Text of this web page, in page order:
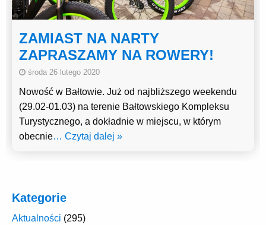
ZAMIAST NA NARTY
ZAPRASZAMY NA ROWERY!
środa 26 lutego 2020
Nowość w Bałtowie. Już od najbliższego weekendu
(29.02-01.03) na terenie Bałtowskiego Kompleksu
Turystycznego, a dokładnie w miejscu, w którym
obecnie… Czytaj dalej »
Kategorie
Aktualności (295)